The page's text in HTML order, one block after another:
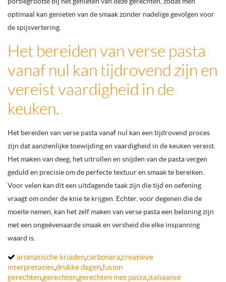
optimaal kan genieten van de smaak zonder nadelige gevolgen voor
de spijsvertering.
Het bereiden van verse pasta
vanaf nul kan tijdrovend zijn en
vereist vaardigheid in de
keuken.
Het bereiden van verse pasta vanaf nul kan een tijdrovend proces
zijn dat aanzienlijke toewijding en vaardigheid in de keuken vereist.
Het maken van deeg, het uitrollen en snijden van de pasta vergen
geduld en precisie om de perfecte textuur en smaak te bereiken.
Voor velen kan dit een uitdagende taak zijn die tijd en oefening
vraagt om onder de knie te krijgen. Echter, voor degenen die de
moeite nemen, kan het zelf maken van verse pasta een beloning zijn
met een ongeëvenaarde smaak en versheid die elke inspanning
waard is.
aromatische kruidencarbonara creatieve
interpretaties drukke dagenfusion
gerechtengerechtengerechten met pasta italiaanse